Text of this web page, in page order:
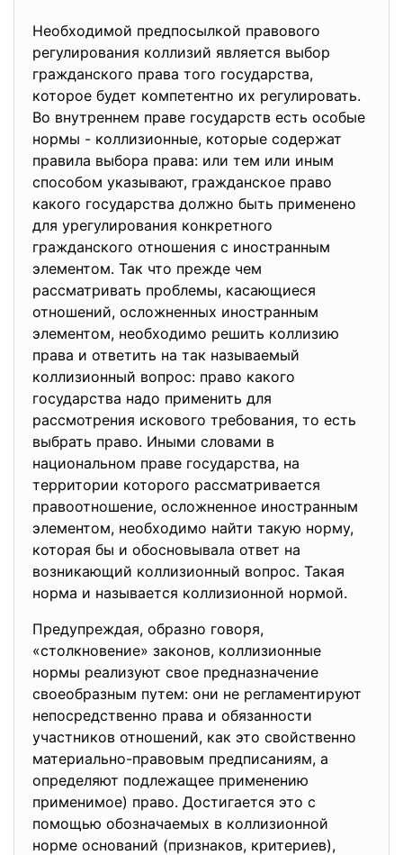
Необходимой предпосылкой правового
регулирования коллизий является выбор
гражданского права того государства,
которое будет компетентно их регулировать.
Во внутреннем праве государств есть особые
нормы - коллизионные, которые содержат
правила выбора права: или тем или иным
способом указывают, гражданское право
какого государства должно быть применено
для урегулирования конкретного
гражданского отношения с иностранным
элементом. Так что прежде чем
рассматривать проблемы, касающиеся
отношений, осложненных иностранным
элементом, необходимо решить коллизию
права и ответить на так называемый
коллизионный вопрос: право какого
государства надо применить для
рассмотрения искового требования, то есть
выбрать право. Иными словами в
национальном праве государства, на
территории которого рассматривается
правоотношение, осложненное иностранным
элементом, необходимо найти такую норму,
которая бы и обосновывала ответ на
возникающий коллизионный вопрос. Такая
норма и называется коллизионной нормой.
Предупреждая, образно говоря,
«столкновение» законов, коллизионные
нормы реализуют свое предназначение
своеобразным путем: они не регламентируют
непосредственно права и обязанности
участников отношений, как это свойственно
материально-правовым предписаниям, а
определяют подлежащее применению
применимое) право. Достигается это с
помощью обозначаемых в коллизионной
норме оснований (признаков, критериев),